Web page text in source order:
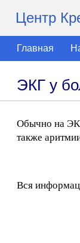
Центр
Главная
ЭКГ у
Обычно на
также
Вся